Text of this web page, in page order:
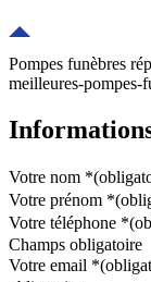
Pompes funèbres
meilleures-pompes-
Votre nom *
Votre prénom *
Votre téléphone *
Champs obligatoire
Votre email *